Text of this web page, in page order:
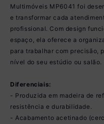
Multimóveis MP6041 foi
e transformar cada
profissional. Com design
espaço, ela oferece a
para trabalhar com precisão,
nível do seu estúdio ou salão.
Diferenciais:
- Produzida em madeira de
resistência e durabilidade.
- Acabamento acetinado